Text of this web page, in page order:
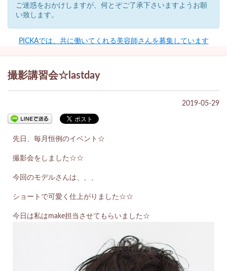
ご迷惑をおかけしますが、何とぞご了承下さいますようお願
い致します。
PICKAでは、共に働いてくれる美容師さんを募集しています
撮影講習会☆lastday
2019-05-29
先日、毎月恒例のイベント☆
撮影会をしました☆☆
今回のモデルさんは、、、
ショートで可愛く仕上がりました☆☆
今日は私はmake担当させてもらいました☆